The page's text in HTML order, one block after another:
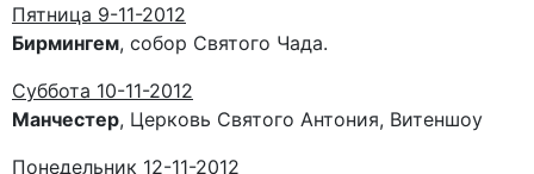
Пятница 9-11-2012
Бирмингем, собор Святого Чада.
Суббота 10-11-2012
Манчестер, Церковь Святого Антония, Витеншоу
Понедельник 12-11-2012